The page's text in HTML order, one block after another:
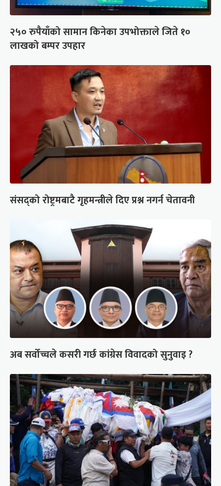
२५० रुपैयाँको सामान किनेका उपभोक्ताले जिते १०
लाखको बम्पर उपहार
संसद्को रोष्ट्रमबाटै गृहमन्त्रीले दिए प्रश्न नगर्न चेतावनी
अब सर्वोच्चले कसरी गर्छ कांग्रेस विवादको सुनुवाइ ?